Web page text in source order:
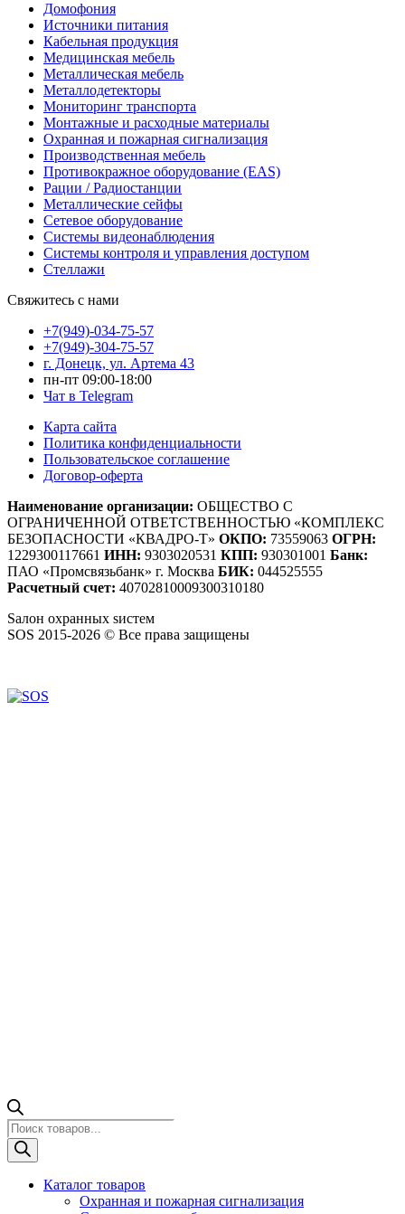
Домофония
Источники питания
Кабельная продукция
Медицинская мебель
Металлическая мебель
Металлодетекторы
Мониторинг транспорта
Монтажные и расходные материалы
Охранная и пожарная сигнализация
Производственная мебель
Противокражное оборудование (EAS)
Рации / Радиостанции
Металлические сейфы
Сетевое оборудование
Системы видеонаблюдения
Системы контроля и управления доступом
Стеллажи
Свяжитесь с нами
+7(949)-034-75-57
+7(949)-304-75-57
г. Донецк, ул. Артема 43
пн-пт 09:00-18:00
Чат в Telegram
Карта сайта
Политика конфиденциальности
Пользовательское соглашение
Договор-оферта
Наименование организации: ОБЩЕСТВО С
ОГРАНИЧЕННОЙ ОТВЕТСТВЕННОСТЬЮ «КОМПЛЕКС
БЕЗОПАСНОСТИ «КВАДРО-Т» ОКПО: 73559063 ОГРН:
1229300117661 ИНН: 9303020531 КПП: 930301001 Банк:
ПАО «Промсвязьбанк» г. Москва БИК: 044525555
Расчетный счет: 40702810009300310180
Sалон охранных sистем
SOS 2015-2026 © Все права защищены
Поиск
товаров
Каталог товаров
Охранная и пожарная сигнализация